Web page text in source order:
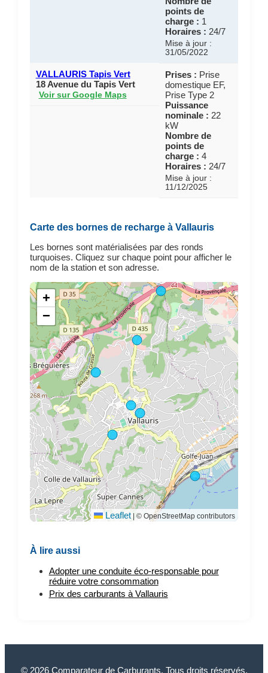
points de
charge : 1
Horaires : 24/7
Mise à jour :
31/05/2022
VALLAURIS Tapis Vert
18 Avenue du Tapis Vert
Voir sur Google Maps
Prises : Prise
domestique EF,
Prise Type 2
Puissance
nominale : 22
kW
Nombre de
points de
charge : 4
Horaires : 24/7
Mise à jour :
11/12/2025
Carte des bornes de recharge à Vallauris
Les bornes sont matérialisées par des ronds
turquoises. Cliquez sur chaque point pour afficher le
nom de la station et son adresse.
+
−
Leaflet | © OpenStreetMap contributors
À lire aussi
Adopter une conduite éco-responsable pour
réduire votre consommation
Prix des carburants à Vallauris
© 2026 Comparateur de Carburants. Tous droits réservés.